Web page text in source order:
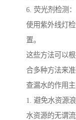
6. 荧光剂检测
使用紫外线灯
置。
这些方法可以
合多种方法来
查漏水的作用
1. 避免水资源
水资源的无谓